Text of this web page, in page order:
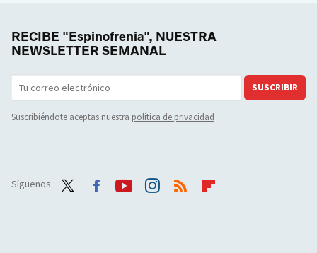
RECIBE "Espinofrenia", NUESTRA
NEWSLETTER SEMANAL
SUSCRIBIR
Suscribiéndote aceptas nuestra política de privacidad
Síguenos